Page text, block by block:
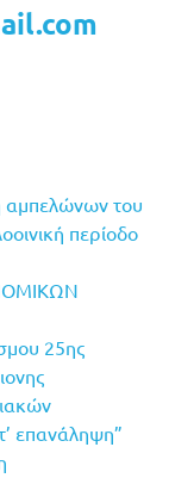
αμπελώνων του
περίοδο
25ης
επανάληψη”